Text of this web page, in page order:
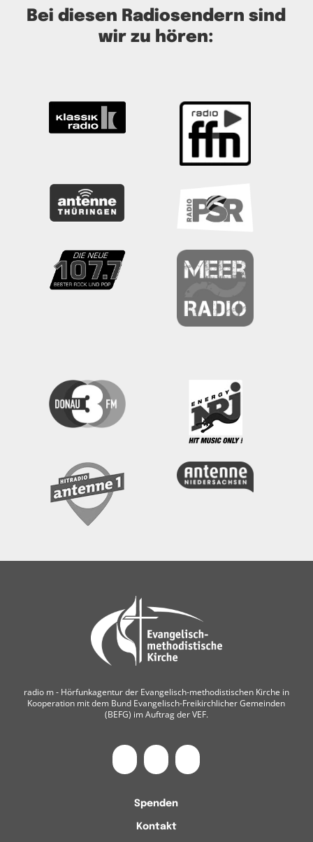
Bei diesen Radiosendern sind
wir zu hören:
radio m ‐ Hörfunkagentur der Evangelisch-methodistischen Kirche in
Kooperation mit dem Bund Evangelisch-Freikirchlicher Gemeinden
(BEFG) im Auftrag der VEF.
Spenden
Kontakt